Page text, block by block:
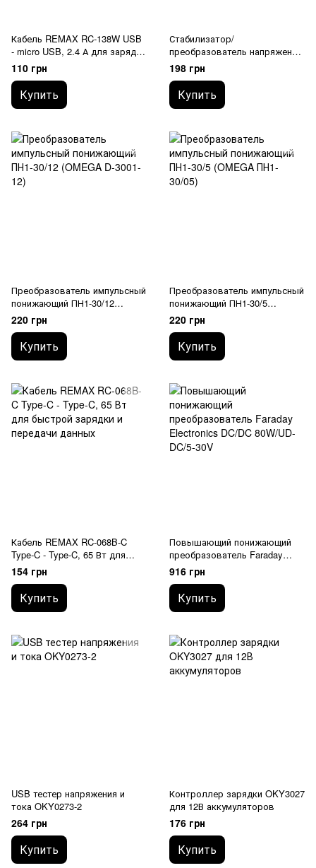
Кабель REMAX RC-138W USB
- micro USB, 2.4 А для зарядки
и передачи данных
110 грн
Купить
Стабилизатор/
преобразователь напряжения
понижающий DC-DC 24V/12V
to 5V 5A converter
198 грн
Купить
Преобразователь импульсный
понижающий ПН1-30/12
(OMEGA D-3001-12)
220 грн
Купить
Преобразователь импульсный
понижающий ПН1-30/5
(OMEGA ПН1-30/05)
220 грн
Купить
Кабель REMAX RC-068B-C
Type-C - Type-C, 65 Вт для
быстрой зарядки и передачи
данных
154 грн
Купить
Повышающий понижающий
преобразователь Faraday
Electronics DC/DC 80W/UD-
DC/5-30V
916 грн
Купить
USB тестер напряжения и
тока OKY0273-2
264 грн
Купить
Контроллер зарядки OKY3027
для 12В аккумуляторов
176 грн
Купить